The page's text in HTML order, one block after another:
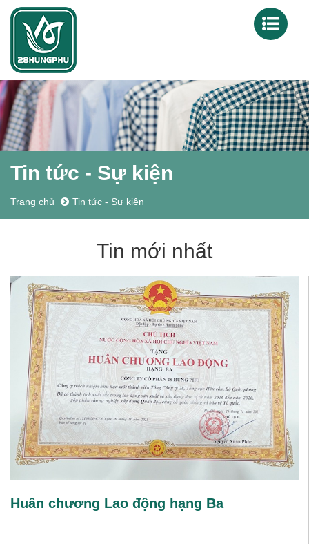
Tin tức - Sự kiện
Trang chủ Tin tức - Sự kiện
Tin mới nhất
Huân chương Lao động hạng Ba